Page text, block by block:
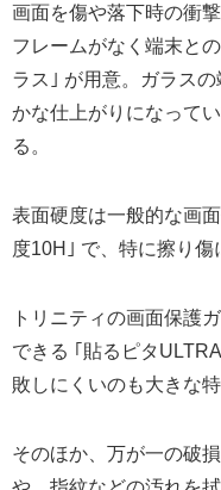
画面を傷や落下時の衝
フレームがなく端末と
ラス｣ が用意。ガラス
かな仕上がりになって
る。
表面硬度は一般的な画
度10H｣ で、特に擦り傷
トリニティの画面保護
できる ｢貼るピタ
敗しにくいのも大きな特
そのほか、万が一の破